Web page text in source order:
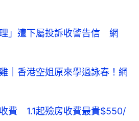
」遭下屬投訴收警告信 網
｜香港空姐原來學過詠春！網
費 1.1起殮房收費最貴$550/